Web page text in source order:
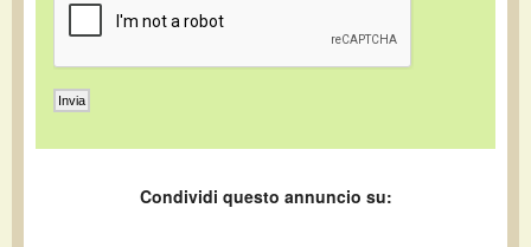
Condividi questo annuncio su: